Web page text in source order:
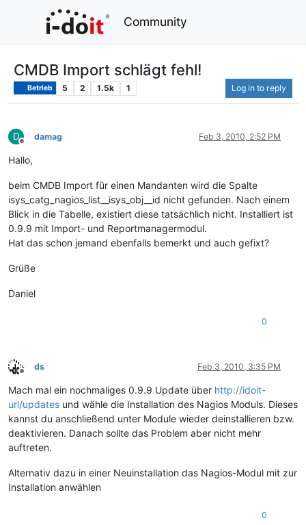
Community
CMDB Import schlägt fehl!
Betrieb 5 2 1.5k 1 Log in to reply
D
Offline
damag Feb 3, 2010, 2:52 PM
Hallo,
beim CMDB Import für einen Mandanten wird die Spalte
isys_catg_nagios_list__isys_obj__id nicht gefunden. Nach einem
Blick in die Tabelle, existiert diese tatsächlich nicht. Installiert ist
0.9.9 mit Import- und Reportmanagermodul.
Hat das schon jemand ebenfalls bemerkt und auch gefixt?
Grüße
Daniel
0
Offline
ds Feb 3, 2010, 3:35 PM
Mach mal ein nochmaliges 0.9.9 Update über http://idoit-
url/updates und wähle die Installation des Nagios Moduls. Dieses
kannst du anschließend unter Module wieder deinstallieren bzw.
deaktivieren. Danach sollte das Problem aber nicht mehr
auftreten.
Alternativ dazu in einer Neuinstallation das Nagios-Modul mit zur
Installation anwählen
0